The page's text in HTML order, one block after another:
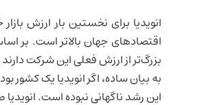
اقتصادهای جهان بالاتر است. بر اساس
بزرگ‌تر از ارزش فعلی این شرکت
به بیان ساده، اگر انویدیا یک کشور